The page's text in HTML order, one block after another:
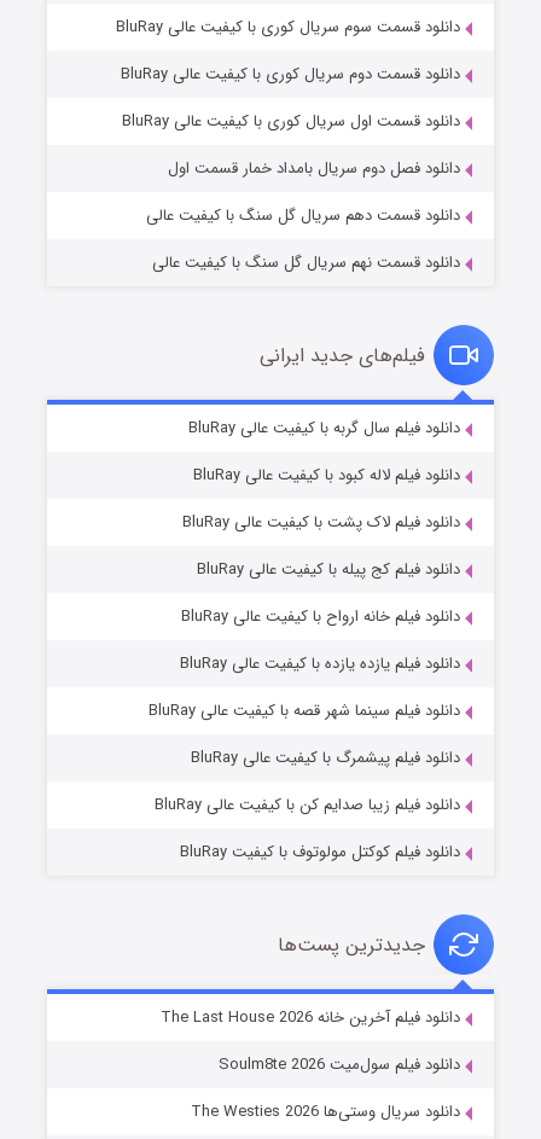
مردگان متحرک: شهر مرده ۳
قسمت۲ (زیرنویس) منتشر شد
قسمت۷ (زیرنویس) منتشر شد
خاندان اژدها فصل ۳
دانلود قسمت سوم سریال کوری با کیفیت عالی BluRay
دانلود قسمت دوم سریال کوری با کیفیت عالی BluRay
دانلود قسمت اول سریال کوری با کیفیت عالی BluRay
دانلود فصل دوم سریال بامداد خمار قسمت اول
دانلود قسمت دهم سریال گل سنگ با کیفیت عالی
دانلود قسمت نهم سریال گل سنگ با کیفیت عالی
فیلم‌های جدید ایرانی
دانلود فیلم سال گربه با کیفیت عالی BluRay
دانلود فیلم لاله کبود با کیفیت عالی BluRay
دانلود فیلم لاک پشت با کیفیت عالی BluRay
دانلود فیلم کج‌ پیله با کیفیت عالی BluRay
دانلود فیلم خانه ارواح با کیفیت عالی BluRay
دانلود فیلم یازده یازده با کیفیت عالی BluRay
دانلود فیلم سینما شهر قصه با کیفیت عالی BluRay
دانلود فیلم پیشمرگ با کیفیت عالی BluRay
دانلود فیلم زیبا صدایم کن با کیفیت عالی BluRay
دانلود فیلم کوکتل مولوتوف با کیفیت BluRay
جدیدترین پست‌ها
دانلود فیلم آخرین خانه The Last House 2026
دانلود فیلم سول‌میت Soulm8te 2026
دانلود سریال وستی‌ها The Westies 2026